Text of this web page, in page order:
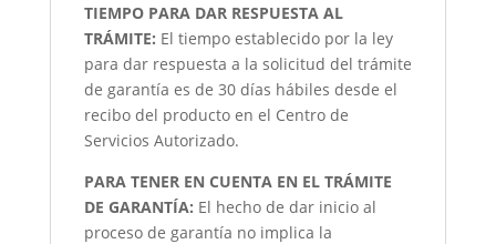
TIEMPO PARA DAR RESPUESTA AL
TRÁMITE: El tiempo establecido por la ley
para dar respuesta a la solicitud del trámite
de garantía es de 30 días hábiles desde el
recibo del producto en el Centro de
Servicios Autorizado.
PARA TENER EN CUENTA EN EL TRÁMITE
DE GARANTÍA: El hecho de dar inicio al
proceso de garantía no implica la